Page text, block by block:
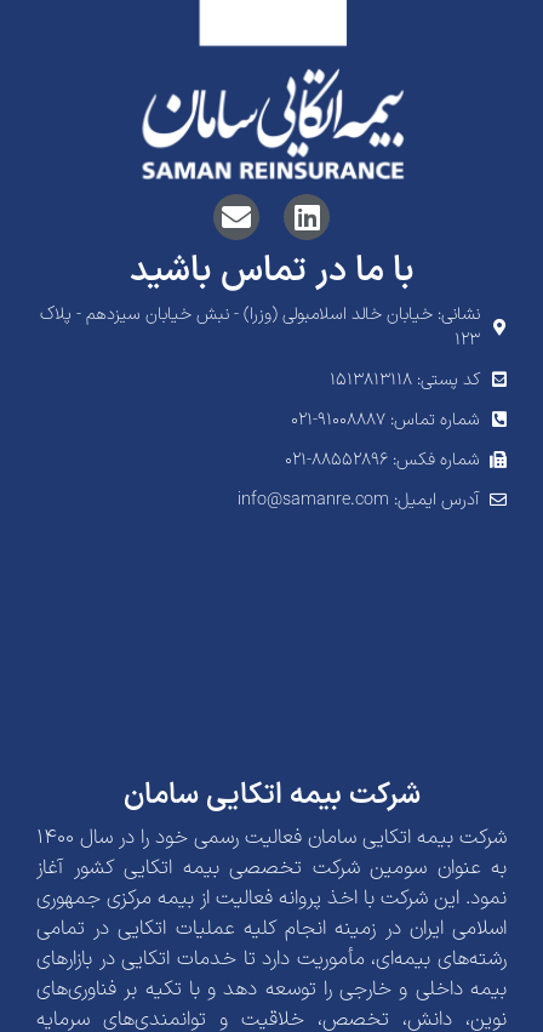
با ما در تماس باشید
نشانی: خیابان خالد اسلامبولی (وزرا) - نبش خیابان سیزدهم - پلاک
۱۲۳
کد پستی: 1513813118
شماره تماس: ۹۱۰۰۸۸۸۷-۰۲۱
شماره فکس: ۸۸۵۵۲۸۹۶-۰۲۱
آدرس ایمیل: info@samanre.com
شرکت بیمه اتکایی سامان
شرکت بیمه اتکایی سامان فعالیت رسمی خود را در سال 1400
به عنوان سومین شرکت تخصصی بیمه اتکایی کشور آغاز
نمود. این شرکت با اخذ پروانه فعالیت از بیمه مرکزی جمهوری
اسلامی ایران در زمینه انجام کلیه عملیات اتکایی در تمامی
رشته‌های بیمه‌ای، مأموریت دارد تا خدمات اتکایی در بازارهای
بیمه داخلی و خارجی را توسعه دهد و با تکیه بر فناوری‌های
نوین، دانش، تخصص، خلاقیت و توانمندی‌های سرمایه